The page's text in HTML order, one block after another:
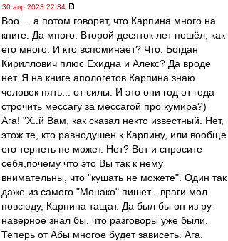
30 апр 2023 22:34
Воо.... а потом говорят, что Карпина много на
книге. Да много. Второй десяток лет пошёл, как
его много. И кто вспоминает? Что. Богдан
Кириллович плюс Ехидна и Алекс? Да вроде
нет. Я на книге апологетов Карпина знаю
человек пять... от силы. И это они год от года
строчить мессагу за мессагой про кумира?)
Ага! "Х..й Вам, как сказал некто известный. Нет,
этож те, кто равнодушен к Карпину, или вообще
его терпеть не может. Нет? Вот и спросите
себя,почему что это Вы так к нему
внимательны, что "кушать не можете". Один так
даже из самого "Монако" пишет - враги мол
повсюду, Карпина тащат. Да был бы он из ру
наверное знал бы, что разговоры уже были.
Теперь от Абы многое будет зависеть. Ага.